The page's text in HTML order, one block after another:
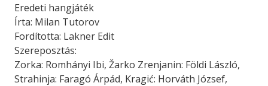
Eredeti hangjáték
Írta: Milan Tutorov
Fordította: Lakner Edit
Szereposztás:
Zorka: Romhányi Ibi, Žarko Zrenjanin: Földi László,
Strahinja: Faragó Árpád, Kragić: Horváth József,